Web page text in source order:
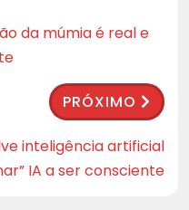
da múmia é real e
PRÓXIMO
inteligência artificial
IA a ser consciente